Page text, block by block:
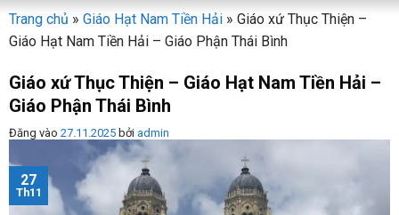
Trang chủ » Giáo Hạt Nam Tiền Hải » Giáo xứ Thục Thiện –
Giáo Hạt Nam Tiền Hải – Giáo Phận Thái Bình
Giáo xứ Thục Thiện – Giáo Hạt Nam Tiền Hải –
Giáo Phận Thái Bình
Đăng vào 27.11.2025 bởi admin
27
Th11